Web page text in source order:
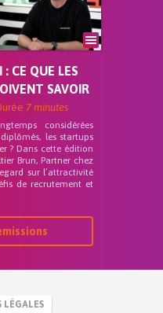
CE QUE LES
SAVOIR
7 minutes
considérées
les startups
? Dans cette édition
Brun, Partner chez
sur l’attractivité
de recrutement et
LÉGALES